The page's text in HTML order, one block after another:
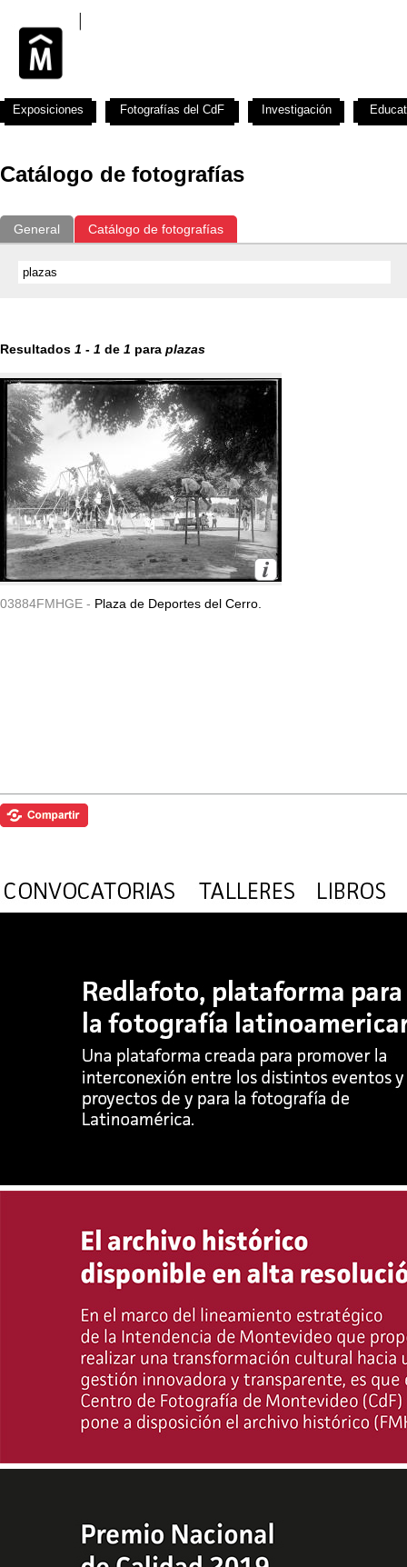
Catálogo de fotografías
General Catálogo de fotografías
Resultados 1 - 1 de 1 para plazas
03884FMHGE - Plaza de Deportes del Cerro.
Exposiciones Fotografías del CdF Investigación